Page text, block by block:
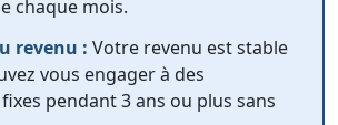
chaque mois.
revenu : Votre revenu est stable
vous engager à des
pendant 3 ans ou plus sans